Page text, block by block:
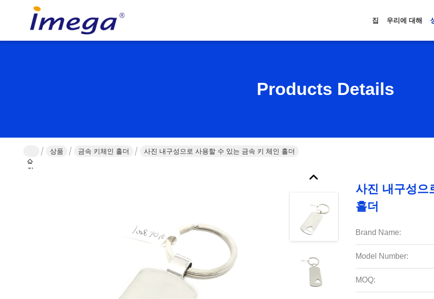
집 우리에 대해
Products Details
집
상품 금속 키체인 홀더 사진 내구성으로 사용할 수 있는 금속 키 체인 홀더
사진 내구성으
홀더
Brand Name:
Model Number:
MOQ: